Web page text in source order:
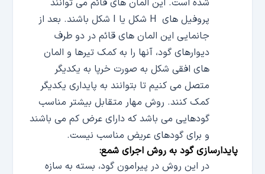
شده است. این المان های قائم می توانند
پروفیل های H شکل یا I شکل باشند. بعد از
جانمایی این المان های قائم در دو طرف
دیوارهای گود، آنها را به کمک تیرها و المان
های افقی شکل به صورت خرپا به یکدیگر
متصل می کنیم تا بتوانند به پایداری یکدیگر
کمک کنند. روش مهار متقابل بیشتر مناسب
گودهایی می باشد که دارای عرض کم می باشند
و برای گودهای عریض مناسب نیست.
پایدارسازی گود به روش اجرای شمع:
در این روش در پیرامون گود، بسته به سازه